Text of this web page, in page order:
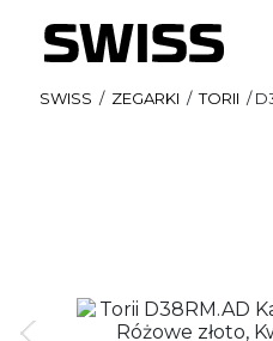
SWISS / ZEGARKI / TORII /